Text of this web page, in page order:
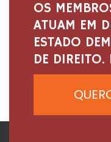
OS
ATUAM EM
ESTADO
DE DIREITO.